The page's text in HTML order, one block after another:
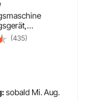
4,6mx9,5mm
von 4-10 cm,
für Wohnungen,
Räumen
(435)
sobald Mi. Aug.